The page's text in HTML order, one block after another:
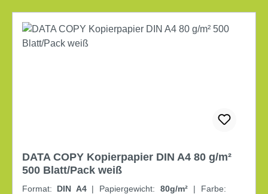
DATA COPY Kopierpapier DIN A4 80 g/m²
500 Blatt/Pack weiß
Format: DIN A4 | Papiergewicht: 80g/m² | Farbe: